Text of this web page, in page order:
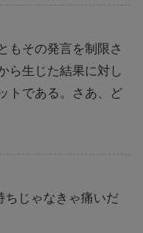
もその発言を制限さ
ら生じた結果に対し
トである。さあ、ど
ちじゃなきゃ痛いだ